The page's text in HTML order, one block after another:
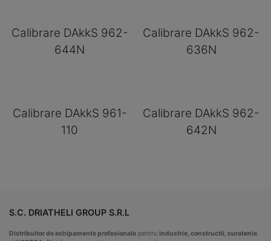
Calibrare DAkkS 962-
644N
Calibrare DAkkS 962-
636N
Calibrare DAkkS 961-
110
Calibrare DAkkS 962-
642N
S.C. DRIATHELI GROUP S.R.L
Distribuitor de echipamente profesionale pentru industrie, constructii, curatenie